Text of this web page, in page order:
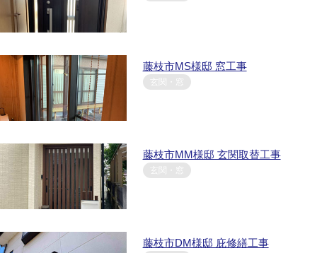
藤枝市MS様邸 窓工事
玄関・窓
藤枝市MM様邸 玄関取替工事
玄関・窓
藤枝市DM様邸 庇修繕工事